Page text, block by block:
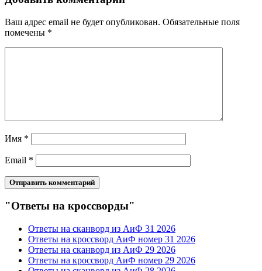
Ваш адрес email не будет опубликован. Обязательные поля
помечены *
Имя *
Email *
"Ответы на кроссворды"
Ответы на сканворд из АиФ 31 2026
Ответы на кроссворд АиФ номер 31 2026
Ответы на сканворд из АиФ 29 2026
Ответы на кроссворд АиФ номер 29 2026